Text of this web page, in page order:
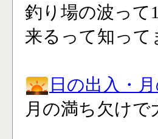
釣り場の波って
来るって知って
日の出入・
月の満ち欠け